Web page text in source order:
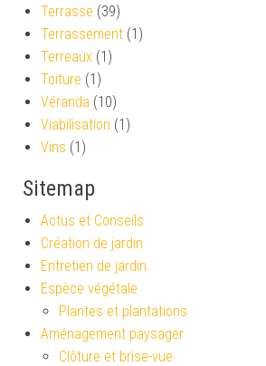
Terrasse (39)
Terrassement (1)
Terreaux (1)
Toiture (1)
Véranda (10)
Viabilisation (1)
Vins (1)
Sitemap
Actus et Conseils
Création de jardin
Entretien de jardin
Espèce végétale
Plantes et plantations
Aménagement paysager
Clôture et brise-vue